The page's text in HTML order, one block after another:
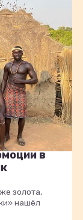
в
золота,
нашёл